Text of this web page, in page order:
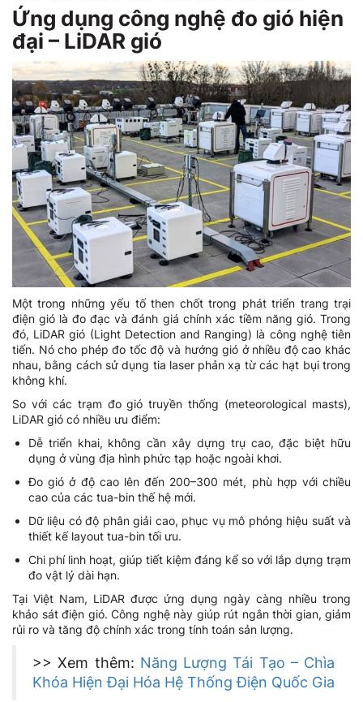
Ứng dụng công nghệ đo gió hiện
đại – LiDAR gió
Một trong những yếu tố then chốt trong phát triển trang trại
điện gió là đo đạc và đánh giá chính xác tiềm năng gió. Trong
đó, LiDAR gió (Light Detection and Ranging) là công nghệ tiên
tiến. Nó cho phép đo tốc độ và hướng gió ở nhiều độ cao khác
nhau, bằng cách sử dụng tia laser phản xạ từ các hạt bụi trong
không khí.
So với các trạm đo gió truyền thống (meteorological masts),
LiDAR gió có nhiều ưu điểm:
Dễ triển khai, không cần xây dựng trụ cao, đặc biệt hữu
dụng ở vùng địa hình phức tạp hoặc ngoài khơi.
Đo gió ở độ cao lên đến 200–300 mét, phù hợp với chiều
cao của các tua-bin thế hệ mới.
Dữ liệu có độ phân giải cao, phục vụ mô phỏng hiệu suất và
thiết kế layout tua-bin tối ưu.
Chi phí linh hoạt, giúp tiết kiệm đáng kể so với lắp dựng trạm
đo vật lý dài hạn.
Tại Việt Nam, LiDAR được ứng dụng ngày càng nhiều trong
khảo sát điện gió. Công nghệ này giúp rút ngắn thời gian, giảm
rủi ro và tăng độ chính xác trong tính toán sản lượng.
>> Xem thêm: Năng Lượng Tái Tạo – Chìa
Khóa Hiện Đại Hóa Hệ Thống Điện Quốc Gia